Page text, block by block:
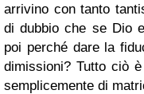
arrivino con tanto
di dubbio che se Dio
poi perché dare la
dimissioni? Tutto ciò
semplicemente di